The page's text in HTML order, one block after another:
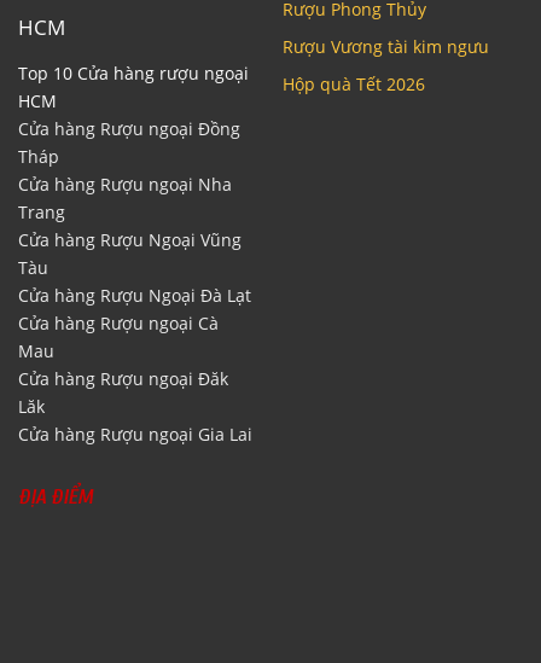
HCM
Top 10 Cửa hàng rượu ngoại
HCM
Cửa hàng Rượu ngoại Đồng
Tháp
Cửa hàng Rượu ngoại Nha
Trang
Cửa hàng Rượu Ngoại Vũng
Tàu
Cửa hàng Rượu Ngoại Đà Lạt
Cửa hàng Rượu ngoại Cà
Mau
Cửa hàng Rượu ngoại Đăk
Lăk
Cửa hàng Rượu ngoại Gia Lai
Rượu Phong Thủy
Rượu Vương tài kim ngưu
Hộp quà Tết 2026
ĐỊA ĐIỂM